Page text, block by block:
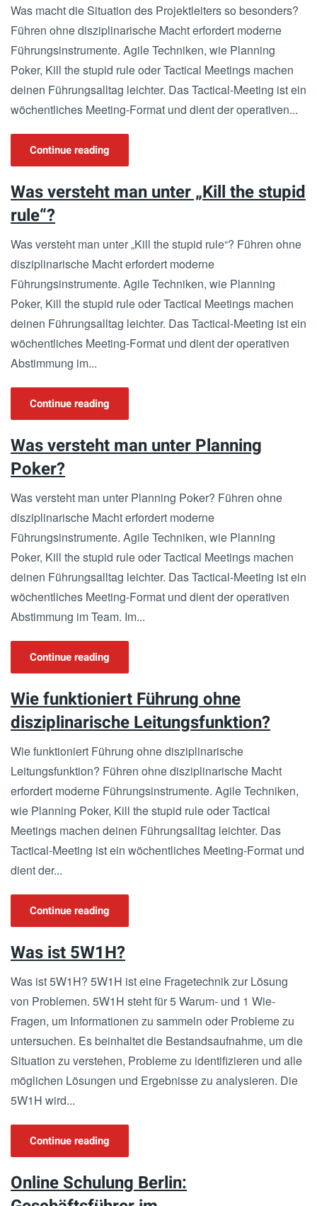
Was macht die Situation des Projektleiters so besonders?
Führen ohne disziplinarische Macht erfordert moderne
Führungsinstrumente. Agile Techniken, wie Planning
Poker, Kill the stupid rule oder Tactical Meetings machen
deinen Führungsalltag leichter. Das Tactical-Meeting ist ein
wöchentliches Meeting-Format und dient der operativen...
Continue reading
Was versteht man unter „Kill the stupid
rule“?
Was versteht man unter „Kill the stupid rule“? Führen ohne
disziplinarische Macht erfordert moderne
Führungsinstrumente. Agile Techniken, wie Planning
Poker, Kill the stupid rule oder Tactical Meetings machen
deinen Führungsalltag leichter. Das Tactical-Meeting ist ein
wöchentliches Meeting-Format und dient der operativen
Abstimmung im...
Continue reading
Was versteht man unter Planning
Poker?
Was versteht man unter Planning Poker? Führen ohne
disziplinarische Macht erfordert moderne
Führungsinstrumente. Agile Techniken, wie Planning
Poker, Kill the stupid rule oder Tactical Meetings machen
deinen Führungsalltag leichter. Das Tactical-Meeting ist ein
wöchentliches Meeting-Format und dient der operativen
Abstimmung im Team. Im...
Continue reading
Wie funktioniert Führung ohne
disziplinarische Leitungsfunktion?
Wie funktioniert Führung ohne disziplinarische
Leitungsfunktion? Führen ohne disziplinarische Macht
erfordert moderne Führungsinstrumente. Agile Techniken,
wie Planning Poker, Kill the stupid rule oder Tactical
Meetings machen deinen Führungsalltag leichter. Das
Tactical-Meeting ist ein wöchentliches Meeting-Format und
dient der...
Continue reading
Was ist 5W1H?
Was ist 5W1H? 5W1H ist eine Fragetechnik zur Lösung
von Problemen. 5W1H steht für 5 Warum- und 1 Wie-
Fragen, um Informationen zu sammeln oder Probleme zu
untersuchen. Es beinhaltet die Bestandsaufnahme, um die
Situation zu verstehen, Probleme zu identifizieren und alle
möglichen Lösungen und Ergebnisse zu analysieren. Die
5W1H wird...
Continue reading
Online Schulung Berlin: